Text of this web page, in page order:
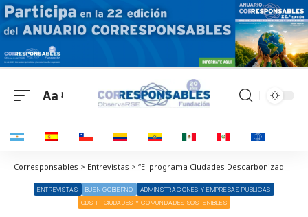
Aa
Corresponsables > Entrevistas > “El programa Ciudades Descarbonizadas ayudará a identificar las necesidades de las ciudades, a encontrar clientes, socios y financiación”
ENTREVISTAS BUEN GOBIERNO
ADMINISTRACIONES Y EMPRESAS PÚBLICAS
ODS 11 CIUDADES Y COMUNIDADES SOSTENIBLES